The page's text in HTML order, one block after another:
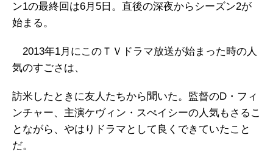
ン1の最終回は6月5日。直後の深夜からシーズン2が
始まる。
2013年1月にこのＴＶドラマ放送が始まった時の人
気のすごさは、
訪米したときに友人たちから聞いた。監督のD・フィ
ンチャー、主演ケヴィン・スぺイシーの人気もさるこ
とながら、やはりドラマとして良くできていたこと
だ。